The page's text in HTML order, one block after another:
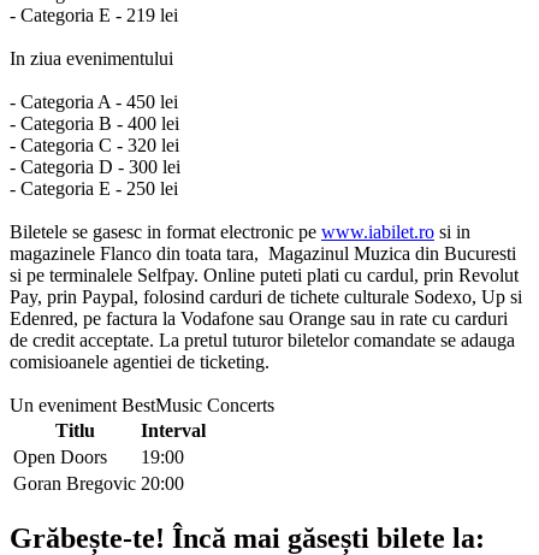
- Categoria E - 219 lei
In ziua evenimentului
- Categoria A - 450 lei
- Categoria B - 400 lei
- Categoria C - 320 lei
- Categoria D - 300 lei
- Categoria E - 250 lei
Biletele se gasesc in format electronic pe www.iabilet.ro si in
magazinele Flanco din toata tara, Magazinul Muzica din Bucuresti
si pe terminalele Selfpay. Online puteti plati cu cardul, prin Revolut
Pay, prin Paypal, folosind carduri de tichete culturale Sodexo, Up si
Edenred, pe factura la Vodafone sau Orange sau in rate cu carduri
de credit acceptate. La pretul tuturor biletelor comandate se adauga
comisioanele agentiei de ticketing.
Un eveniment BestMusic Concerts
Titlu
Interval
Open Doors
19:00
Goran Bregovic 20:00
Grăbește-te! Încă mai găsești bilete la: